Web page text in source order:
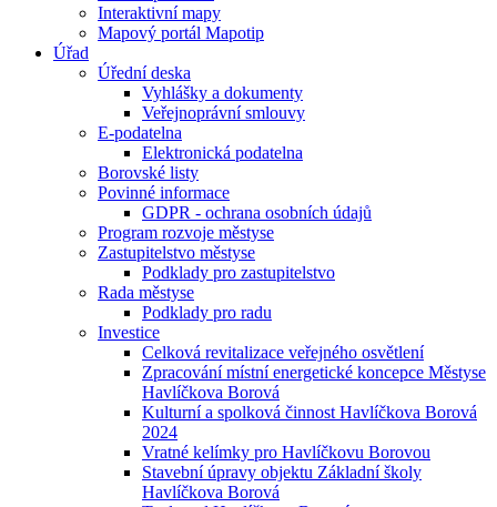
Interaktivní mapy
Mapový portál Mapotip
Úřad
Úřední deska
Vyhlášky a dokumenty
Veřejnoprávní smlouvy
E-podatelna
Elektronická podatelna
Borovské listy
Povinné informace
GDPR - ochrana osobních údajů
Program rozvoje městyse
Zastupitelstvo městyse
Podklady pro zastupitelstvo
Rada městyse
Podklady pro radu
Investice
Celková revitalizace veřejného osvětlení
Zpracování místní energetické koncepce Městyse
Havlíčkova Borová
Kulturní a spolková činnost Havlíčkova Borová
2024
Vratné kelímky pro Havlíčkovu Borovou
Stavební úpravy objektu Základní školy
Havlíčkova Borová